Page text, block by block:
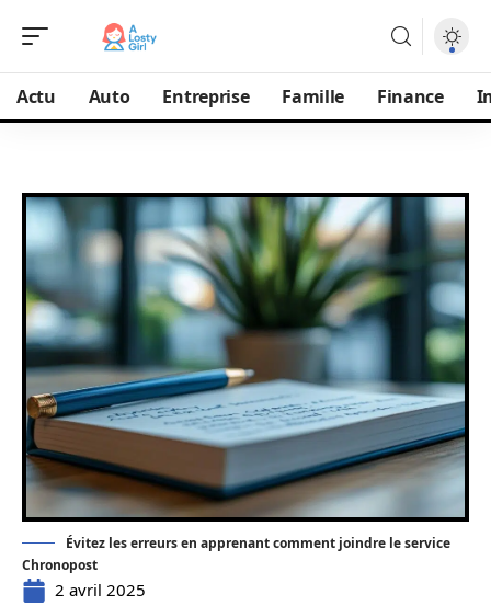
Actu Auto Entreprise Famille Finance
Évitez les erreurs en apprenant comment joindre le service
Chronopost
2 avril 2025